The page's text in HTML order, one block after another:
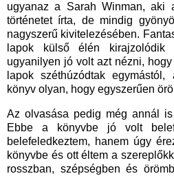
ugyanaz a Sarah Winman, aki
történetet írta, de mindig
nagyszerű kivitelezésében.
lapok külső élén
ugyanilyen jó volt azt nézni,
lapok széthúzódtak
könyv olyan, hogy egyszerűen
Az olvasása pedig még annál
Ebbe a könyvbe jó volt
belefeledkeztem, hanem úgy
könyvbe és ott éltem a
rosszban, szépségben és